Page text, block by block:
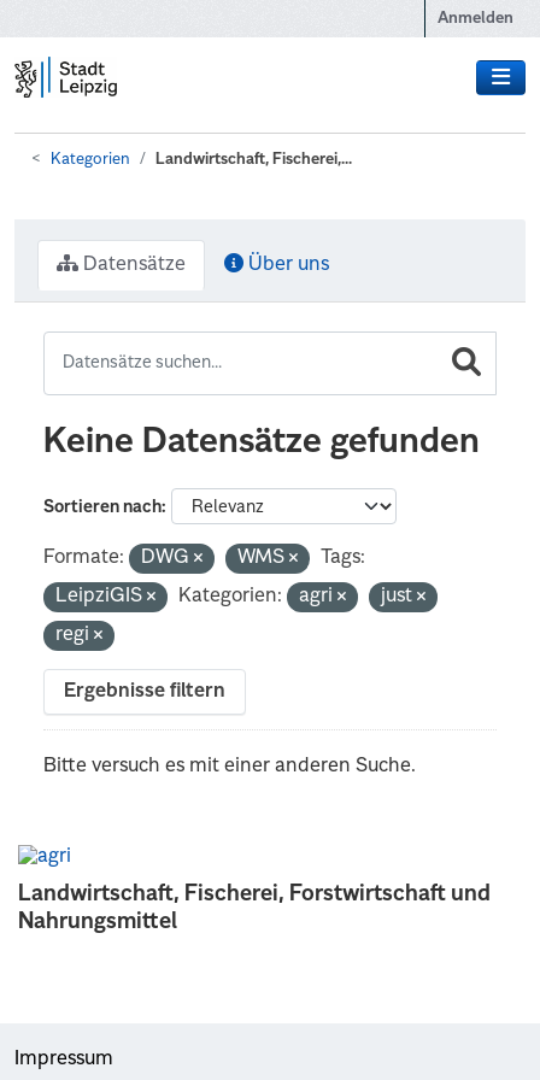
Anmelden
Kategorien Landwirtschaft, Fischerei,...
Landwirtschaft, Fischerei, Forstwirtschaft und
Nahrungsmittel
Datensätze Über uns
Keine Datensätze gefunden
Sortieren nach
Formate: DWG WMS
Tags:
LeipziGIS
Kategorien: agri
just
regi
Ergebnisse filtern
Bitte versuch es mit einer anderen Suche.
Impressum